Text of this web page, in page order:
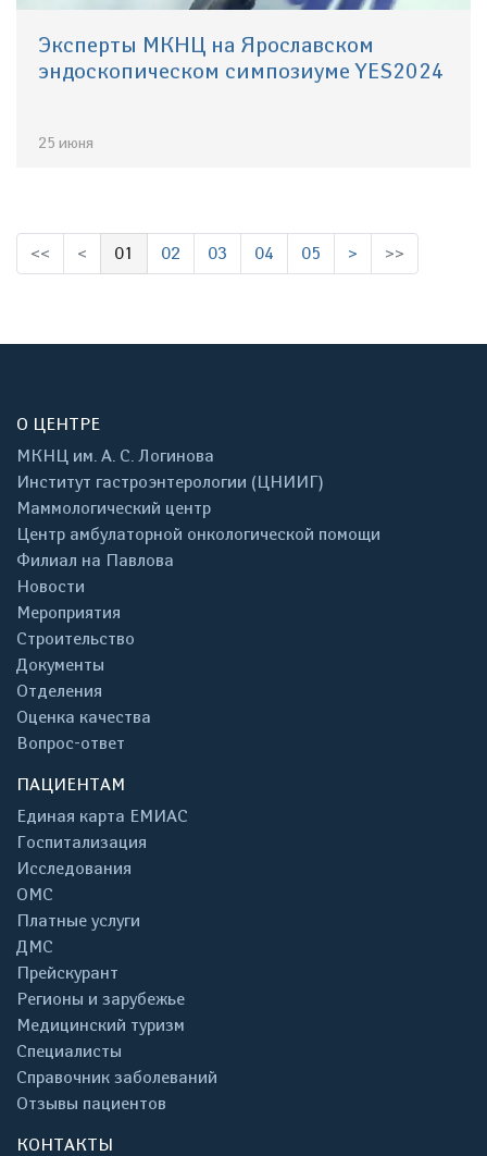
Эксперты МКНЦ на Ярославском
эндоскопическом симпозиуме YES2024
25 июня
<< <
01
02 03 04 05 > >>
О ЦЕНТРЕ
МКНЦ им. А. С. Логинова
Институт гастроэнтерологии (ЦНИИГ)
Маммологический центр
Центр амбулаторной онкологической помощи
Филиал на Павлова
Новости
Мероприятия
Строительство
Документы
Отделения
Оценка качества
Вопрос-ответ
ПАЦИЕНТАМ
Единая карта ЕМИАС
Госпитализация
Исследования
ОМС
Платные услуги
ДМС
Прейскурант
Регионы и зарубежье
Медицинский туризм
Специалисты
Справочник заболеваний
Отзывы пациентов
КОНТАКТЫ